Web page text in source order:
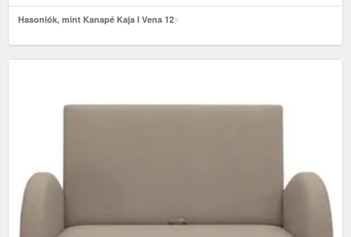
bútorok, ifjúsági heverők
Hasonlók, mint Kanapé Kaja I Vena 12